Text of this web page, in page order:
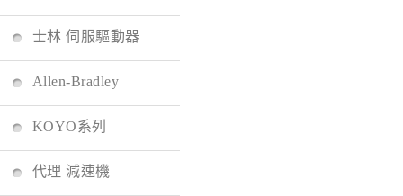
士林 伺服驅動器
Allen-Bradley
KOYO系列
代理 減速機